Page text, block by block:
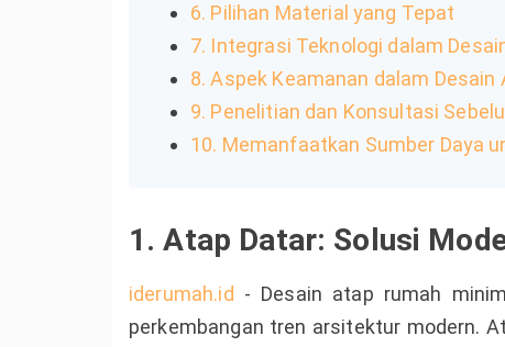
6. Pilihan Material yang Tepat
7. Integrasi Teknologi dalam
8. Aspek Keamanan dalam Desain
9. Penelitian dan Konsultasi
10. Memanfaatkan Sumber Daya
1. Atap Datar: Solusi
iderumah.id - Desain atap rumah
perkembangan tren arsitektur modern.